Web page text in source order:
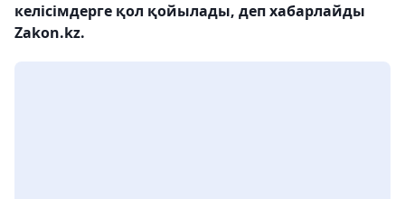
келісімдерге қол қойылады, деп хабарлайды
Zakon.kz.